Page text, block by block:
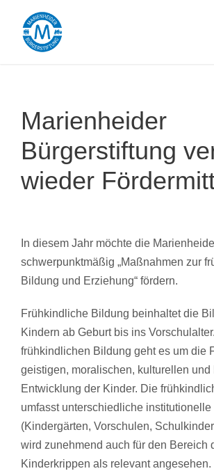
Marienheider
Bürgerstiftung
wieder
In diesem Jahr möchte die
schwerpunktmäßig „Maßnahmen zur
Bildung und Erziehung“ fördern.
Frühkindliche Bildung beinhaltet die
Kindern ab Geburt bis ins
frühkindlichen Bildung geht es um die
geistigen, moralischen, kulturellen und
Entwicklung der Kinder. Die
umfasst unterschiedliche institutionelle
(Kindergärten, Vorschulen,
wird zunehmend auch für den Bereich
Kinderkrippen als relevant